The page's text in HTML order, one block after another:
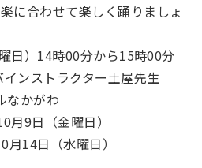
に合わせて楽しく踊りましょ
日）14時00分から15時00分
ンストラクター土屋先生
なかがわ
月9日（金曜日）
14日（水曜日）